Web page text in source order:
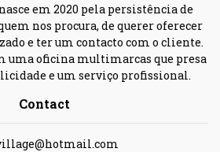
em 2020 pela persistência de
nos procura, de querer oferecer
e ter um contacto com o cliente.
uma oficina multimarcas que presa
e um serviço profissional.
Contact